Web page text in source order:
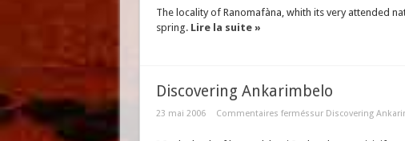
The locality of Ranomafàna, whith its very attended
spring. Lire la suite »
Discovering Ankarimbelo
23 mai 2006 Commentaires ferméssur Discovering